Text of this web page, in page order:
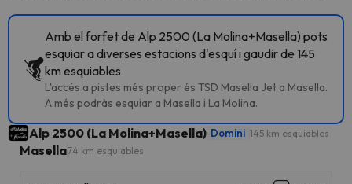
Amb el forfet de Alp 2500 (La Molina+Masella) pots
esquiar a diverses estacions d'esquí i gaudir de 145
km esquiables
L'accés a pistes més proper és TSD Masella Jet a Masella.
A més podràs esquiar a Masella i La Molina.
Alp 2500 (La Molina+Masella) Domini 145 km esquiables
Masella74 km esquiables